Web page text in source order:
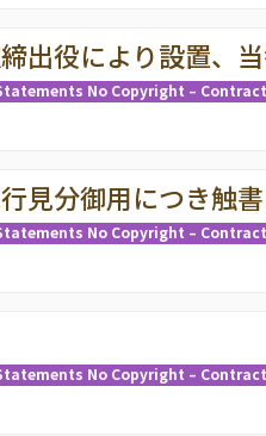
出役により設置、
No Copyright –
見分御用につき触書
No Copyright –
No Copyright –